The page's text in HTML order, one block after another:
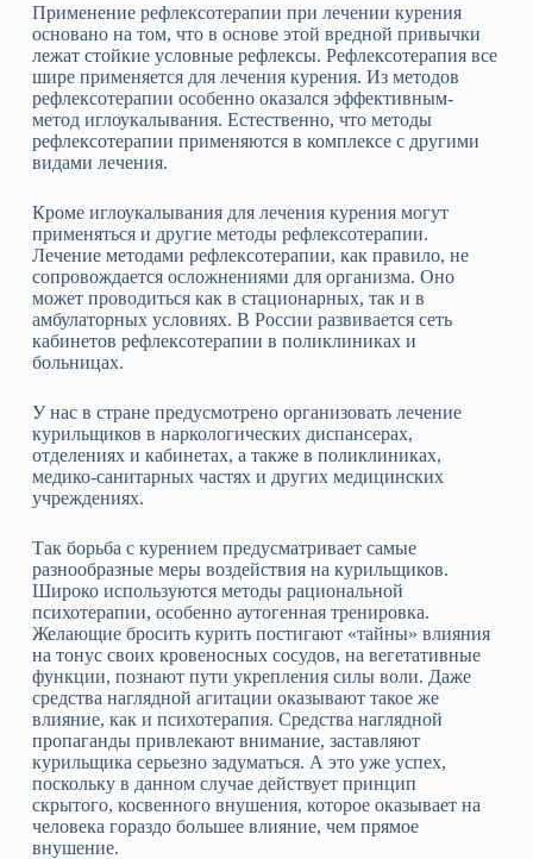
Применение рефлексотерапии при лечении курения
основано на том, что в основе этой вредной привычки
лежат стойкие условные рефлексы. Рефлексотерапия все
шире применяется для лечения курения. Из методов
рефлексотерапии особенно оказался эффективным-
метод иглоукалывания. Естественно, что методы
рефлексотерапии применяются в комплексе с другими
видами лечения.
Кроме иглоукалывания для лечения курения могут
применяться и другие методы рефлексотерапии.
Лечение методами рефлексотерапии, как правило, не
сопровождается осложнениями для организма. Оно
может проводиться как в стационарных, так и в
амбулаторных условиях. В России развивается сеть
кабинетов рефлексотерапии в поликлиниках и
больницах.
У нас в стране предусмотрено организовать лечение
курильщиков в наркологических диспансерах,
отделениях и кабинетах, а также в поликлиниках,
медико‑санитарных частях и других медицинских
учреждениях.
Так борьба с курением предусматривает самые
разнообразные меры воздействия на курильщиков.
Широко используются методы рациональной
психотерапии, особенно аутогенная тренировка.
Желающие бросить курить постигают «тайны» влияния
на тонус своих кровеносных сосудов, на вегетативные
функции, познают пути укрепления силы воли. Даже
средства наглядной агитации оказывают такое же
влияние, как и психотерапия. Средства наглядной
пропаганды привлекают внимание, заставляют
курильщика серьезно задуматься. А это уже успех,
поскольку в данном случае действует принцип
скрытого, косвенного внушения, которое оказывает на
человека гораздо большее влияние, чем прямое
внушение.